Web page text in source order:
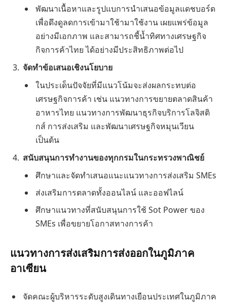
พัฒนาเนื้อหาและรูปแบการนำเสนอข้อมูลแดชบอร์ด
เพื่อดึงดูลดการเข้ามาใช้ามาใช้งาน เผยแพร่ข้อมูล
อย่างมีเอกภาพ และสามารถชี้น้ำทิศทางเศรษฐกิจ
กิจการค้าไทย ได้อย่างมีประสิทธิภาพต่อไป
จัดทำข้อเสนอเชิงนโยบาย
ในประเด็นปัจจัยที่มีแนวโน้มจะส่งผลกระทบต่อ
เศรษฐกิจการค้า เช่น แนวทางการขยายตลาดสินค้า
อาหารไทย แนวทางการพัฒนาธุรกิจบริการโลจิสติ
กส์ การส่งเสริม และพัฒนาเศรษฐกิจหมุนเวียน
เป็นต้น
สนับสนุนการทำงานของทุกกรมในกระทรวงพาณิชย์
ศึกษาและจัดทำเสนอแนะแนวทางการส่งเสริม SMEs
ส่งเสริมการตลาดทั้งออนไลน์ และออฟไลน์
ศึกษาแนวทางที่สนับสนุนการใช้ Sot Power ของ
SMEs เพื่อขยายโอกาสทางการค้า
แนวทางการส่งเสริมการส่งออกในภูมิภาค
อาเซียน
จัดคณะผู้บริหารระดับสูงเดินทางเยือนประเทศในภูมิภาค